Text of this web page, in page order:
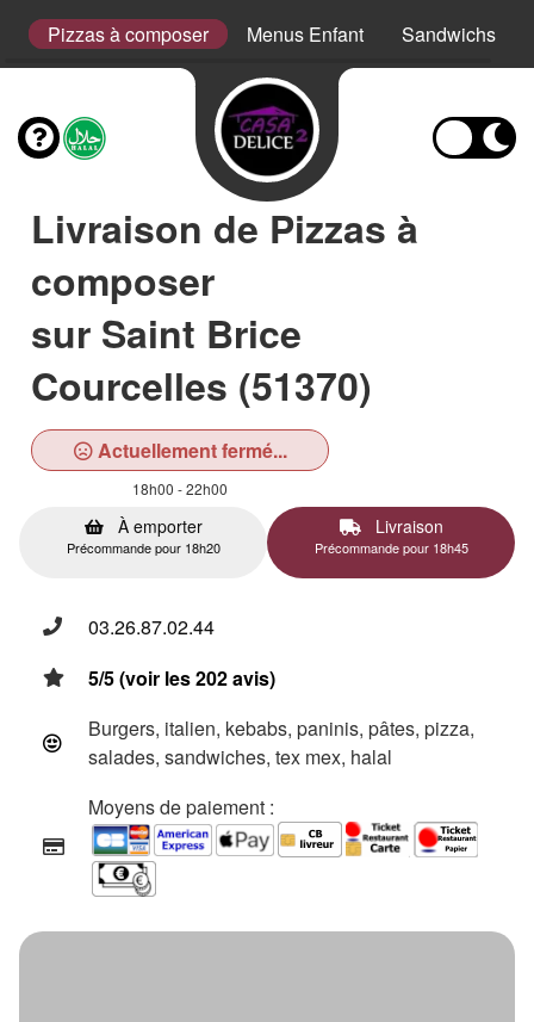
Pizzas à composer Menus Enfant Sandwichs
Livraison de Pizzas à
composer
sur Saint Brice
Courcelles (51370)
Actuellement fermé...
18h00 - 22h00
À emporter
Précommande pour 18h20
Livraison
Précommande pour 18h45
03.26.87.02.44
5/5 (voir les 202 avis)
Burgers, italien, kebabs, paninis, pâtes, pizza,
salades, sandwiches, tex mex, halal
Moyens de paiement :